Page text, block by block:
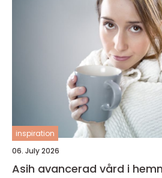
inspiration
06. July 2026
Asih avancerad vård i hemmet med